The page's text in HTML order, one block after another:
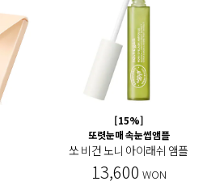
[15%]
또렷눈매 속눈썹앰플
쏘 비건 노니 아이래쉬 앰플
13,600 WON